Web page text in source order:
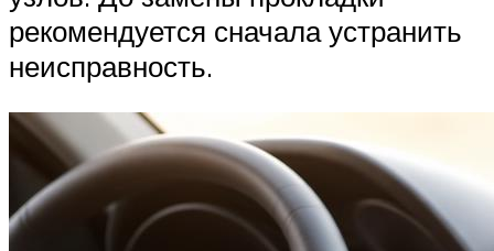
рекомендуется сначала устранить
неисправность.